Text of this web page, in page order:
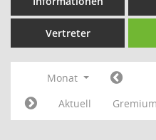
Vertreter
Monat
Aktuell